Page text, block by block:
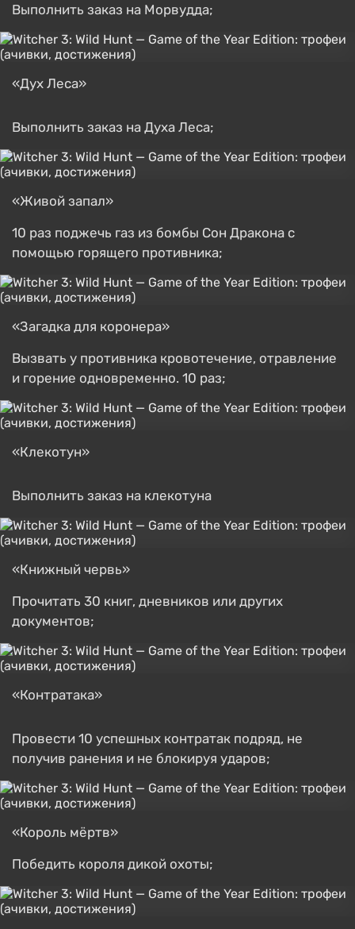
Выполнить заказ на Морвудда;
«Дух Леса»
Выполнить заказ на Духа Леса;
«Живой запал»
10 раз поджечь газ из бомбы Сон Дракона с
помощью горящего противника;
«Загадка для коронера»
Вызвать у противника кровотечение, отравление
и горение одновременно. 10 раз;
«Клекотун»
Выполнить заказ на клекотуна
«Книжный червь»
Прочитать 30 книг, дневников или других
документов;
«Контратака»
Провести 10 успешных контратак подряд, не
получив ранения и не блокируя ударов;
«Король мёртв»
Победить короля дикой охоты;